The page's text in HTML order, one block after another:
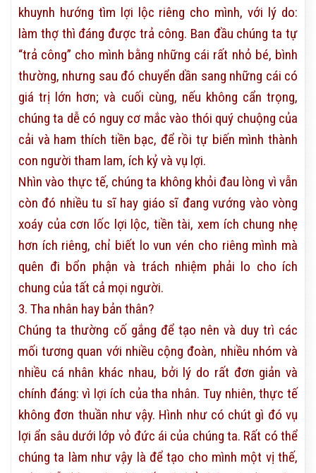
khuynh hướng tìm lợi lộc riêng cho mình, với lý do:
làm thợ thì đáng được trả công. Ban đầu chúng ta tự
“trả công” cho mình bằng những cái rất nhỏ bé, bình
thường, nhưng sau đó chuyển dần sang những cái có
giá trị lớn hơn; và cuối cùng, nếu không cẩn trọng,
chúng ta dễ có nguy cơ mắc vào thói quý chuộng của
cải và ham thích tiền bạc, để rồi tự biến mình thành
con người tham lam, ích kỷ và vụ lợi.
Nhìn vào thực tế, chúng ta không khỏi đau lòng vì vẫn
còn đó nhiều tu sĩ hay giáo sĩ đang vướng vào vòng
xoáy của cơn lốc lợi lộc, tiền tài, xem ích chung nhẹ
hơn ích riêng, chỉ biết lo vun vén cho riêng mình mà
quên đi bổn phận và trách nhiệm phải lo cho ích
chung của tất cả mọi người.
3. Tha nhân hay bản thân?
Chúng ta thường cố gắng để tạo nên và duy trì các
mối tương quan với nhiều cộng đoàn, nhiều nhóm và
nhiều cá nhân khác nhau, bởi lý do rất đơn giản và
chính đáng: vì lợi ích của tha nhân. Tuy nhiên, thực tế
không đơn thuần như vậy. Hình như có chút gì đó vụ
lợi ẩn sâu dưới lớp vỏ đức ái của chúng ta. Rất có thể
chúng ta làm như vậy là để tạo cho mình một vị thế,